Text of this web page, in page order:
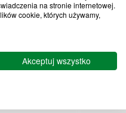
na stronie internetowej.
cookie, których używamy,
Akceptuj wszystko
Przeziębienie i grypa